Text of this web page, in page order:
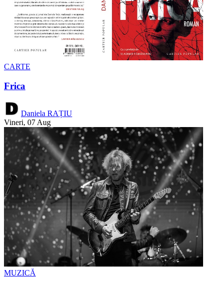
CARTE
Frica
Daniela RAȚIU
Vineri, 07 Aug
MUZICĂ